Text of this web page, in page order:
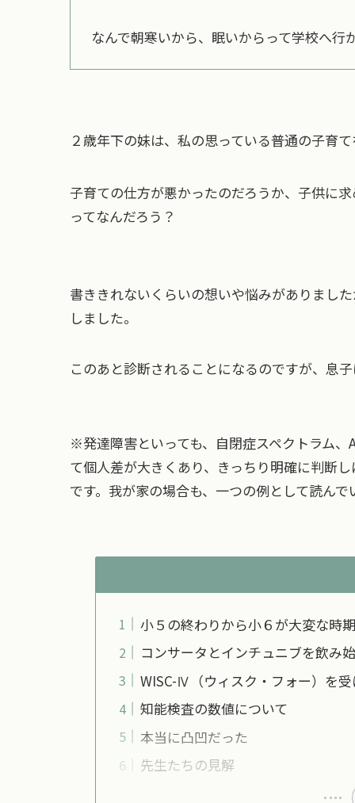
なんで朝寒いから、眠いからって学校へ行
２歳年下の妹は、私の思っている普通の子育
子育ての仕方が悪かったのだろうか、子供に
ってなんだろう？
書ききれないくらいの想いや悩みがありまし
しました。
このあと診断されることになるのですが、息
※発達障害といっても、自閉症スペクトラム
て個人差が大きくあり、きっちり明確に判断
です。我が家の場合も、一つの例として読ん
小５の終わりから小６が大変な時
コンサータとインチュニブを飲み
WISC-Ⅳ（ウィスク・フォー）を
知能検査の数値について
本当に凸凹だった
先生たちの見解